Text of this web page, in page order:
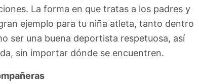
La forma en que tratas a los padres y
ejemplo para tu niña atleta, tanto dentro
ser una buena deportista respetuosa, así
sin importar dónde se encuentren.